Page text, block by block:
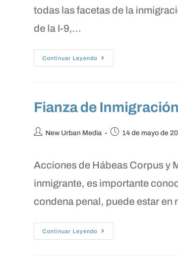
todas las facetas de la
de la I-9,…
Continuar Leyendo
Fianza de Inmigración
New Urban Media 14 de mayo de
Acciones de Hábeas Corpus y
inmigrante, es importante
condena penal, puede estar en
Continuar Leyendo